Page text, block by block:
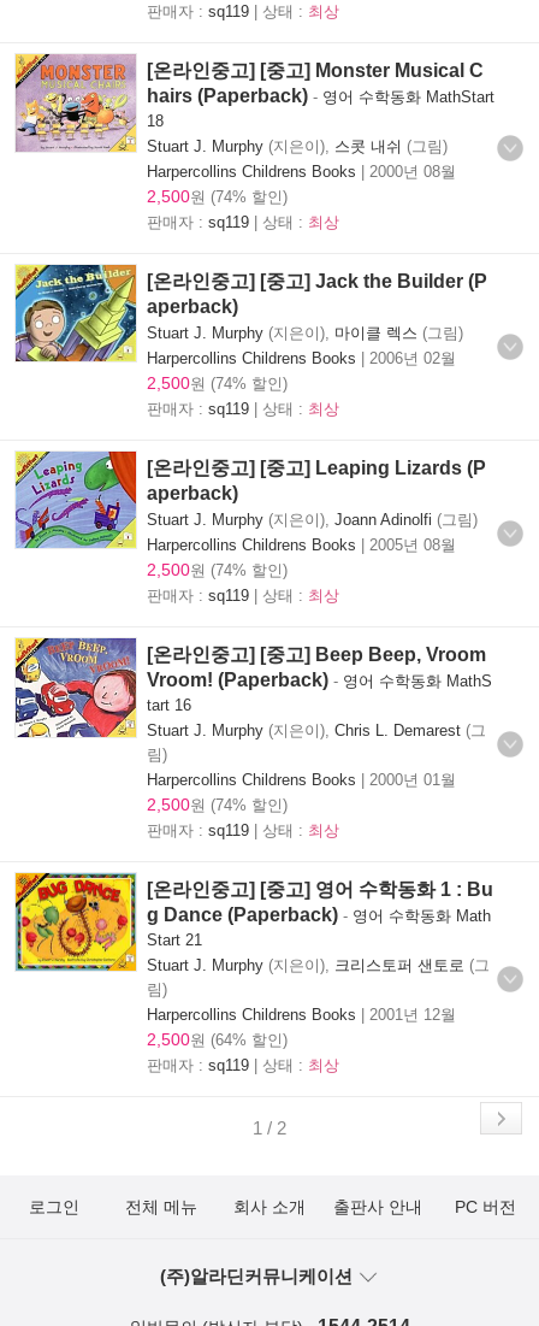
판매자 : sq119 | 상태 : 최상
[온라인중고] [중고] Monster Musical C
hairs (Paperback) - 영어 수학동화 MathStart
18
Stuart J. Murphy (지은이), 스콧 내쉬 (그림)
Harpercollins Childrens Books | 2000년 08월
2,500원 (74% 할인)
판매자 : sq119 | 상태 : 최상
[온라인중고] [중고] Jack the Builder (P
aperback)
Stuart J. Murphy (지은이), 마이클 렉스 (그림)
Harpercollins Childrens Books | 2006년 02월
2,500원 (74% 할인)
판매자 : sq119 | 상태 : 최상
[온라인중고] [중고] Leaping Lizards (P
aperback)
Stuart J. Murphy (지은이), Joann Adinolfi (그림)
Harpercollins Childrens Books | 2005년 08월
2,500원 (74% 할인)
판매자 : sq119 | 상태 : 최상
[온라인중고] [중고] Beep Beep, Vroom
Vroom! (Paperback) - 영어 수학동화 MathS
tart 16
Stuart J. Murphy (지은이), Chris L. Demarest (그
림)
Harpercollins Childrens Books | 2000년 01월
2,500원 (74% 할인)
판매자 : sq119 | 상태 : 최상
[온라인중고] [중고] 영어 수학동화 1 : Bu
g Dance (Paperback) - 영어 수학동화 Math
Start 21
Stuart J. Murphy (지은이), 크리스토퍼 샌토로 (그
림)
Harpercollins Childrens Books | 2001년 12월
2,500원 (64% 할인)
판매자 : sq119 | 상태 : 최상
1 / 2
로그인 전체 메뉴 회사 소개 출판사 안내 PC 버전
(주)알라딘커뮤니케이션